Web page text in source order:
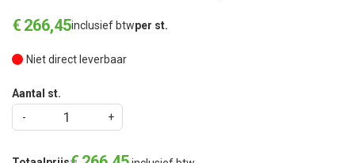
€ 266,45inclusief btwper st.
Niet direct leverbaar
Aantal st.